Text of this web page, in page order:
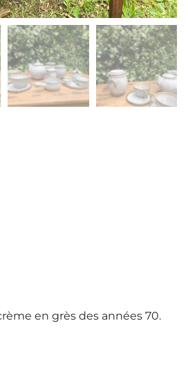
en grès des années 70.